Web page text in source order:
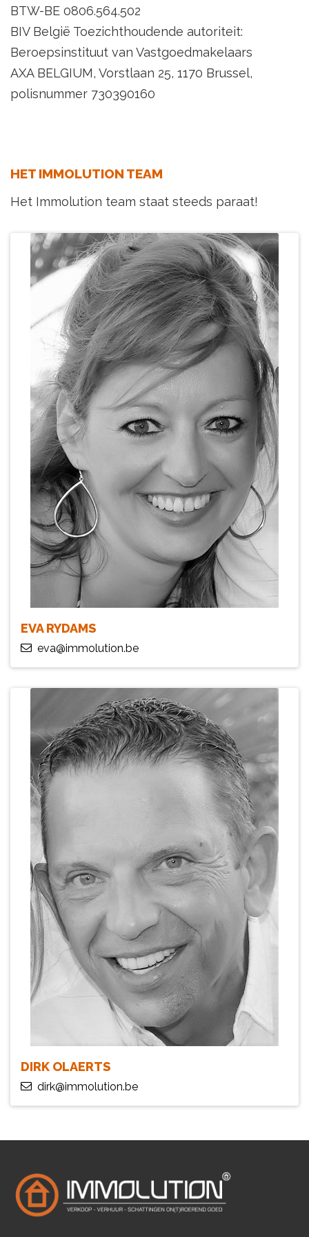
BTW-BE 0806.564.502
BIV België Toezichthoudende autoriteit:
Beroepsinstituut van Vastgoedmakelaars
AXA BELGIUM, Vorstlaan 25, 1170 Brussel,
polisnummer 730390160
HET IMMOLUTION TEAM
Het Immolution team staat steeds paraat!
EVA RYDAMS
eva@immolution.be
DIRK OLAERTS
dirk@immolution.be